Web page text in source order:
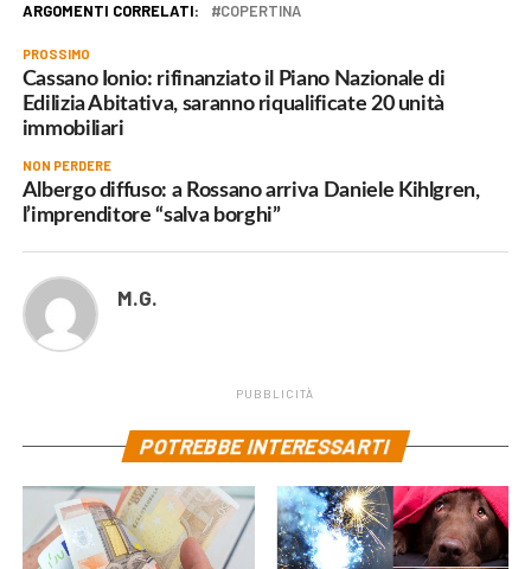
ARGOMENTI CORRELATI: COPERTINA
PROSSIMO
Cassano Ionio: rifinanziato il Piano Nazionale di
Edilizia Abitativa, saranno riqualificate 20 unità
immobiliari
NON PERDERE
Albergo diffuso: a Rossano arriva Daniele Kihlgren,
l’imprenditore “salva borghi”
M.G.
PUBBLICITÀ
POTREBBE INTERESSARTI